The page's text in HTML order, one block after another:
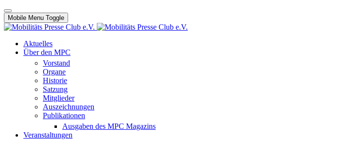
Mobile Menu Toggle
Aktuelles
Über den MPC
Vorstand
Organe
Historie
Satzung
Mitglieder
Auszeichnungen
Publikationen
Ausgaben des MPC Magazins
Veranstaltungen